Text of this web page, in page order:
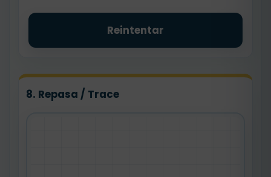
Reintentar
8. Repasa / Trace